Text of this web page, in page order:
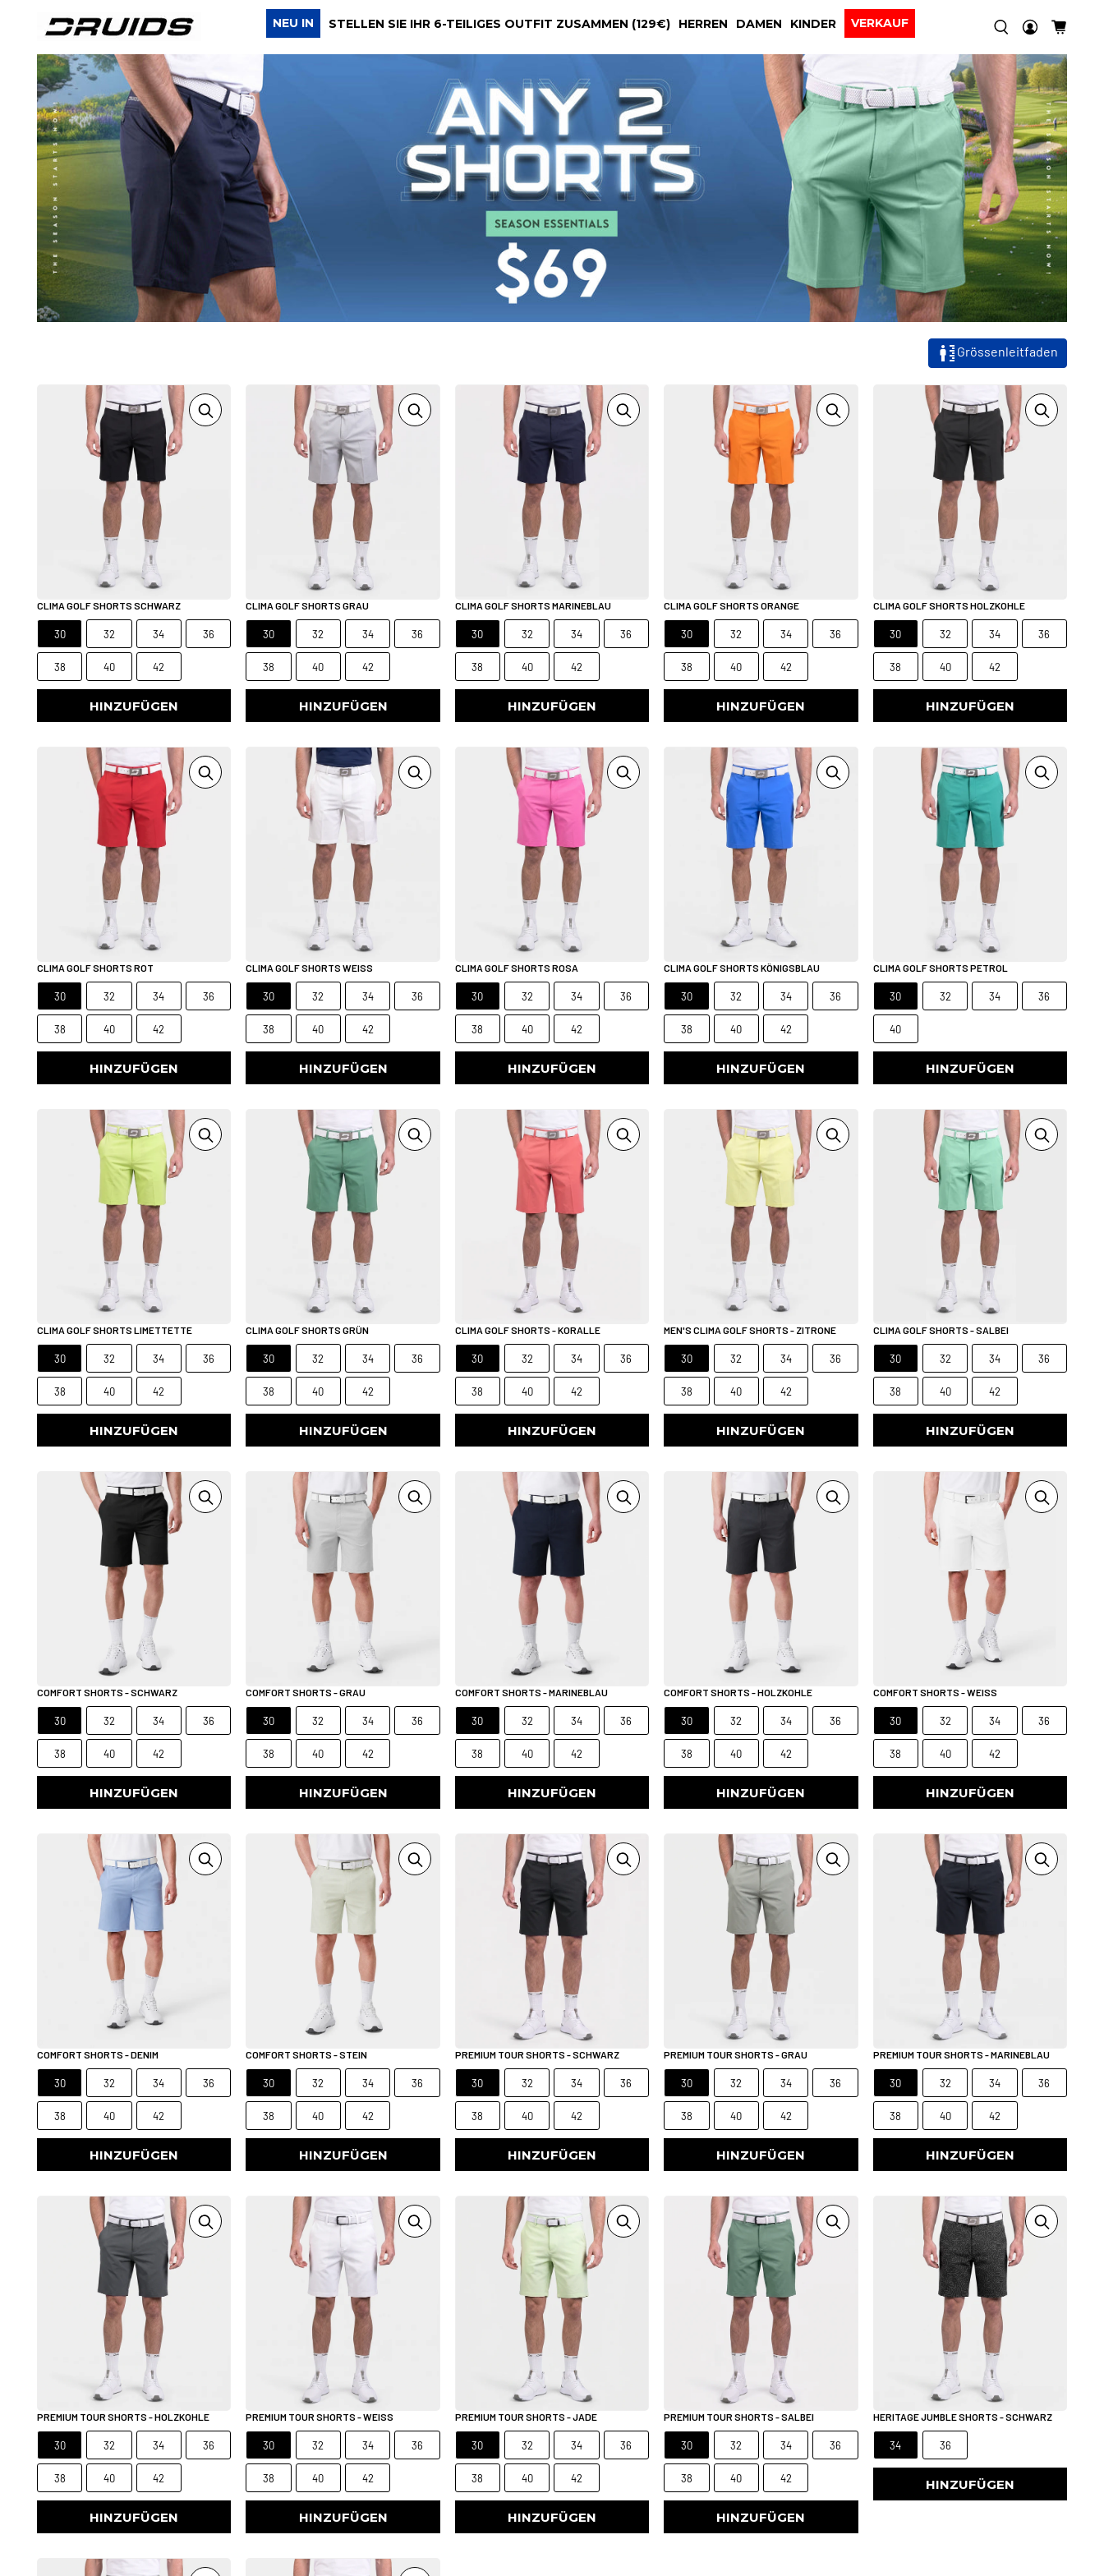
NEU IN STELLEN SIE IHR 6-TEILIGES OUTFIT ZUSAMMEN (129€) HERREN DAMEN KINDER VERKAUF
Grössenleitfaden
CLIMA GOLF SHORTS SCHWARZ
30 32 34 36
38 40 42
HINZUFÜGEN
CLIMA GOLF SHORTS GRAU
30 32 34 36
38 40 42
HINZUFÜGEN
CLIMA GOLF SHORTS MARINEBLAU
30 32 34 36
38 40 42
HINZUFÜGEN
CLIMA GOLF SHORTS ORANGE
30 32 34 36
38 40 42
HINZUFÜGEN
CLIMA GOLF SHORTS HOLZKOHLE
30 32 34 36
38 40 42
HINZUFÜGEN
CLIMA GOLF SHORTS ROT
30 32 34 36
38 40 42
HINZUFÜGEN
CLIMA GOLF SHORTS WEISS
30 32 34 36
38 40 42
HINZUFÜGEN
CLIMA GOLF SHORTS ROSA
30 32 34 36
38 40 42
HINZUFÜGEN
CLIMA GOLF SHORTS KÖNIGSBLAU
30 32 34 36
38 40 42
HINZUFÜGEN
CLIMA GOLF SHORTS PETROL
30 32 34 36
40
HINZUFÜGEN
CLIMA GOLF SHORTS LIMETTETTE
30 32 34 36
38 40 42
HINZUFÜGEN
CLIMA GOLF SHORTS GRÜN
30 32 34 36
38 40 42
HINZUFÜGEN
CLIMA GOLF SHORTS - KORALLE
30 32 34 36
38 40 42
HINZUFÜGEN
MEN'S CLIMA GOLF SHORTS - ZITRONE
30 32 34 36
38 40 42
HINZUFÜGEN
CLIMA GOLF SHORTS - SALBEI
30 32 34 36
38 40 42
HINZUFÜGEN
COMFORT SHORTS - SCHWARZ
30 32 34 36
38 40 42
HINZUFÜGEN
COMFORT SHORTS - GRAU
30 32 34 36
38 40 42
HINZUFÜGEN
COMFORT SHORTS - MARINEBLAU
30 32 34 36
38 40 42
HINZUFÜGEN
COMFORT SHORTS - HOLZKOHLE
30 32 34 36
38 40 42
HINZUFÜGEN
COMFORT SHORTS - WEISS
30 32 34 36
38 40 42
HINZUFÜGEN
COMFORT SHORTS - DENIM
30 32 34 36
38 40 42
HINZUFÜGEN
COMFORT SHORTS - STEIN
30 32 34 36
38 40 42
HINZUFÜGEN
PREMIUM TOUR SHORTS - SCHWARZ
30 32 34 36
38 40 42
HINZUFÜGEN
PREMIUM TOUR SHORTS - GRAU
30 32 34 36
38 40 42
HINZUFÜGEN
PREMIUM TOUR SHORTS - MARINEBLAU
30 32 34 36
38 40 42
HINZUFÜGEN
PREMIUM TOUR SHORTS - HOLZKOHLE
30 32 34 36
38 40 42
HINZUFÜGEN
PREMIUM TOUR SHORTS - WEISS
30 32 34 36
38 40 42
HINZUFÜGEN
PREMIUM TOUR SHORTS - JADE
30 32 34 36
38 40 42
HINZUFÜGEN
PREMIUM TOUR SHORTS - SALBEI
30 32 34 36
38 40 42
HINZUFÜGEN
HERITAGE JUMBLE SHORTS - SCHWARZ
34 36
HINZUFÜGEN